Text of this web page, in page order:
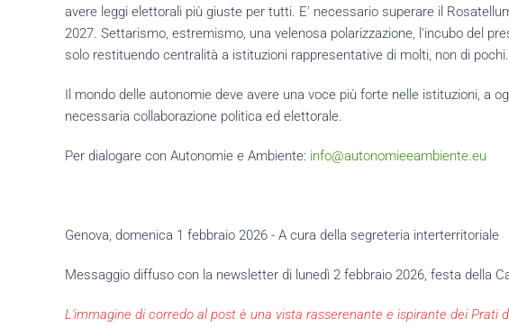
avere leggi elettorali più giuste per tutti. E' necessario superare il
2027. Settarismo, estremismo, una velenosa polarizzazione, l'incubo del
solo restituendo centralità a istituzioni rappresentative di molti, non di pochi.
Il mondo delle autonomie deve avere una voce più forte nelle istituzioni, a
necessaria collaborazione politica ed elettorale.
Per dialogare con Autonomie e Ambiente: info@autonomieeambiente.eu
Genova, domenica 1 febbraio 2026 - A cura della segreteria interterritoriale
Messaggio diffuso con la newsletter di lunedì 2 febbraio 2026, festa della
L'immagine di corredo al post è una vista rasserenante e ispirante dei